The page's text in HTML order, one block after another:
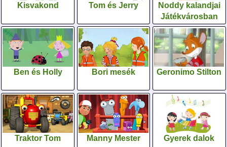
Kisvakond Tom és Jerry
Noddy kalandjai
Játékvárosban
Ben és Holly Bori mesék Geronimo Stilton
Traktor Tom Manny Mester Gyerek dalok